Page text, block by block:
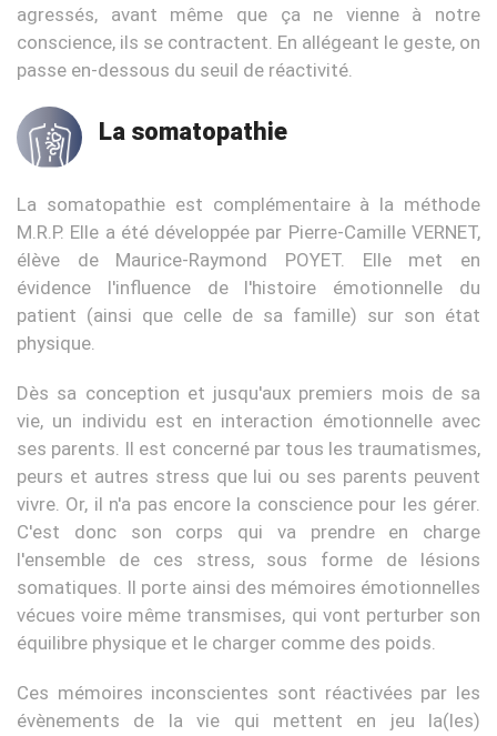
agressés, avant même que ça ne vienne à notre
conscience, ils se contractent. En allégeant le geste, on
passe en-dessous du seuil de réactivité.
La somatopathie
La somatopathie est complémentaire à la méthode
M.R.P. Elle a été développée par Pierre-Camille VERNET,
élève de Maurice-Raymond POYET. Elle met en
évidence l'influence de l'histoire émotionnelle du
patient (ainsi que celle de sa famille) sur son état
physique.
Dès sa conception et jusqu'aux premiers mois de sa
vie, un individu est en interaction émotionnelle avec
ses parents. Il est concerné par tous les traumatismes,
peurs et autres stress que lui ou ses parents peuvent
vivre. Or, il n'a pas encore la conscience pour les gérer.
C'est donc son corps qui va prendre en charge
l'ensemble de ces stress, sous forme de lésions
somatiques. Il porte ainsi des mémoires émotionnelles
vécues voire même transmises, qui vont perturber son
équilibre physique et le charger comme des poids.
Ces mémoires inconscientes sont réactivées par les
évènements de la vie qui mettent en jeu la(les)